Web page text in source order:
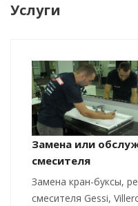
Услуги
Замена или
смесителя
Замена кран-буксы,
смесителя Gessi,